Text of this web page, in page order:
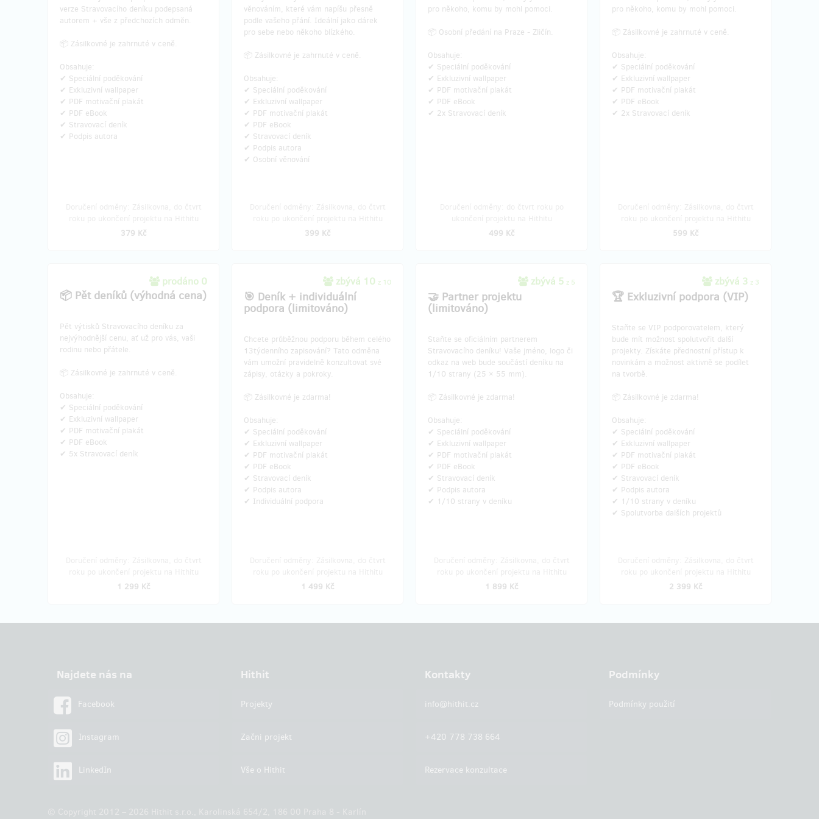
verze Stravovacího deníku podepsaná
autorem + vše z předchozích odměn.
📦 Zásilkovné je zahrnuté v ceně.
Obsahuje:
✔ Speciální poděkování
✔ Exkluzivní wallpaper
✔ PDF motivační plakát
✔ PDF eBook
✔ Stravovací deník
✔ Podpis autora
379 Kč
věnováním, které vám napíšu přesně
podle vašeho přání. Ideální jako dárek
pro sebe nebo někoho blízkého.
📦 Zásilkovné je zahrnuté v ceně.
Obsahuje:
✔ Speciální poděkování
✔ Exkluzivní wallpaper
✔ PDF motivační plakát
✔ PDF eBook
✔ Stravovací deník
✔ Podpis autora
✔ Osobní věnování
399 Kč
pro někoho, komu by mohl pomoci.
📦 Osobní předání na Praze - Zličín.
Obsahuje:
✔ Speciální poděkování
✔ Exkluzivní wallpaper
✔ PDF motivační plakát
✔ PDF eBook
✔ 2x Stravovací deník
499 Kč
pro někoho, komu by mohl pomoci.
📦 Zásilkovné je zahrnuté v ceně.
Obsahuje:
✔ Speciální poděkování
✔ Exkluzivní wallpaper
✔ PDF motivační plakát
✔ PDF eBook
✔ 2x Stravovací deník
599 Kč
prodáno 0
📦 Pět deníků (výhodná cena)
Pět výtisků Stravovacího deníku za
nejvýhodnější cenu, ať už pro vás, vaši
rodinu nebo přátele.
📦 Zásilkovné je zahrnuté v ceně.
Obsahuje:
✔ Speciální poděkování
✔ Exkluzivní wallpaper
✔ PDF motivační plakát
✔ PDF eBook
✔ 5x Stravovací deník
1 299 Kč
zbývá 10 z 10
🎯 Deník + individuální
podpora (limitováno)
Chcete průběžnou podporu během celého
13týdenního zapisování? Tato odměna
vám umožní pravidelně konzultovat své
zápisy, otázky a pokroky.
📦 Zásilkovné je zdarma!
Obsahuje:
✔ Speciální poděkování
✔ Exkluzivní wallpaper
✔ PDF motivační plakát
✔ PDF eBook
✔ Stravovací deník
✔ Podpis autora
✔ Individuální podpora
1 499 Kč
zbývá 5 z 5
🤝 Partner projektu
(limitováno)
Staňte se oficiálním partnerem
Stravovacího deníku! Vaše jméno, logo či
odkaz na web bude součástí deníku na
1/10 strany (25 × 55 mm).
📦 Zásilkovné je zdarma!
Obsahuje:
✔ Speciální poděkování
✔ Exkluzivní wallpaper
✔ PDF motivační plakát
✔ PDF eBook
✔ Stravovací deník
✔ Podpis autora
✔ 1/10 strany v deníku
1 899 Kč
zbývá 3 z 3
🏆 Exkluzivní podpora (VIP)
Staňte se VIP podporovatelem, který
bude mít možnost spolutvořit další
projekty. Získáte přednostní přístup k
novinkám a možnost aktivně se podílet
na tvorbě.
📦 Zásilkovné je zdarma!
Obsahuje:
✔ Speciální poděkování
✔ Exkluzivní wallpaper
✔ PDF motivační plakát
✔ PDF eBook
✔ Stravovací deník
✔ Podpis autora
✔ 1/10 strany v deníku
✔ Spolutvorba dalších projektů
2 399 Kč
Najdete nás na
Facebook
Instagram
LinkedIn
Hithit
Projekty
Začni projekt
Vše o Hithit
Kontakty
info@hithit.cz
+420 778 738 664
Rezervace konzultace
Podmínky
Podmínky použití